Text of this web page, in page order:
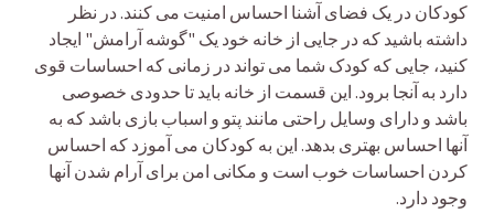
کودکان در یک فضای آشنا احساس امنیت می کنند. در نظر
داشته باشید که در جایی از خانه خود یک "گوشه آرامش" ایجاد
کنید، جایی که کودک شما می تواند در زمانی که احساسات قوی
دارد به آنجا برود. این قسمت از خانه باید تا حدودی خصوصی
باشد و دارای وسایل راحتی مانند پتو و اسباب بازی باشد که به
آنها احساس بهتری بدهد. این به کودکان می آموزد که احساس
کردن احساسات خوب است و مکانی امن برای آرام شدن آنها
وجود دارد.